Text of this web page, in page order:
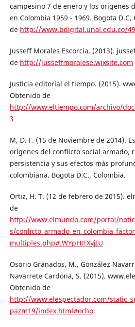
campesino 7 de enero y los origenes
en Colombia 1959 - 1969. Bogota
de http://www.bdigital.unal.edu.co/
Jusseff Morales Escorcia. (2013).
de http://jusseffmoralese.wixsite.com
Justicia editorial el tiempo. (2015).
Obtenido de
http://www.eltiempo.com/archivo/
3
M, D. F. (15 de Noviembre de 2014).
orígenes del conflicto social armado,
persistencia y sus efectos más
colombiana. Bogota D.C., Colombia.
Ortiz, H. T. (12 de febrero de 2015).
de
http://www.elmundo.com/portal/
s/
multiples.php#.WYpHJFXyjIU
Osorio Granados, M., González
Navarrete Cardona, S. (2015).
Obtenido de
http://www.elespectador.com/
pazm19/index.html#ocho